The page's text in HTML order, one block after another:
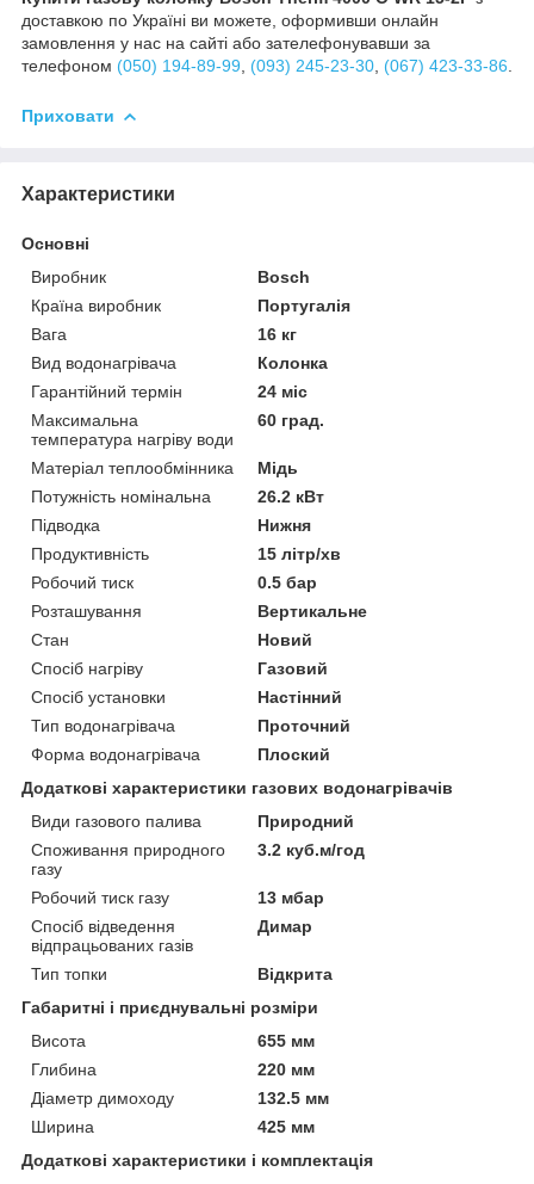
доставкою по Україні ви можете, оформивши онлайн
замовлення у нас на сайті або зателефонувавши за
телефоном (050) 194-89-99 (093) 245-23-30 (067) 423-33-86
Приховати
Характеристики
Основні
Виробник
Bosch
Країна виробник
Португалія
Вага
16 кг
Вид водонагрівача
Колонка
Гарантійний термін
24 міс
Максимальна
температура нагріву води
60 град.
Матеріал теплообмінника
Мідь
Потужність номінальна
26.2 кВт
Підводка
Нижня
Продуктивність
15 літр/хв
Робочий тиск
0.5 бар
Розташування
Вертикальне
Стан
Новий
Спосіб нагріву
Газовий
Спосіб установки
Настінний
Тип водонагрівача
Проточний
Форма водонагрівача
Плоский
Додаткові характеристики газових водонагрівачів
Види газового палива
Природний
Споживання природного
газу
3.2 куб.м/год
Робочий тиск газу
13 мбар
Спосіб відведення
відпрацьованих газів
Димар
Тип топки
Відкрита
Габаритні і приєднувальні розміри
Висота
655 мм
Глибина
220 мм
Діаметр димоходу
132.5 мм
Ширина
425 мм
Додаткові характеристики і комплектація